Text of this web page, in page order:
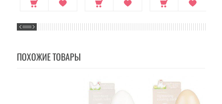
ПОХОЖИЕ ТОВАРЫ